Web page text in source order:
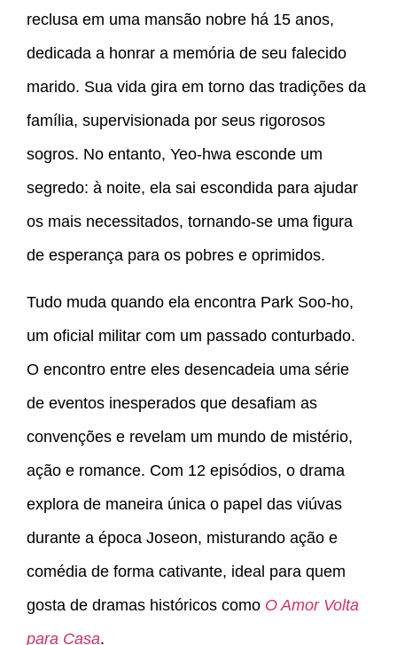
reclusa em uma mansão nobre há 15 anos,
dedicada a honrar a memória de seu falecido
marido. Sua vida gira em torno das tradições da
família, supervisionada por seus rigorosos
sogros. No entanto, Yeo-hwa esconde um
segredo: à noite, ela sai escondida para ajudar
os mais necessitados, tornando-se uma figura
de esperança para os pobres e oprimidos.
Tudo muda quando ela encontra Park Soo-ho,
um oficial militar com um passado conturbado.
O encontro entre eles desencadeia uma série
de eventos inesperados que desafiam as
convenções e revelam um mundo de mistério,
ação e romance. Com 12 episódios, o drama
explora de maneira única o papel das viúvas
durante a época Joseon, misturando ação e
comédia de forma cativante, ideal para quem
gosta de dramas históricos como O Amor Volta
para Casa.